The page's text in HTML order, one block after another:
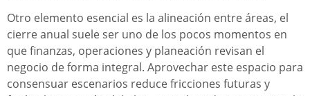
Otro elemento esencial es la alineación entre áreas, el
cierre anual suele ser uno de los pocos momentos en
que finanzas, operaciones y planeación revisan el
negocio de forma integral. Aprovechar este espacio para
consensuar escenarios reduce fricciones futuras y